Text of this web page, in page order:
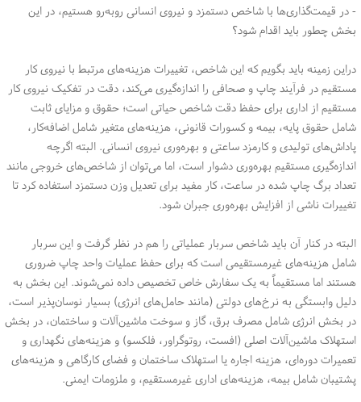
- در قیمت‌گذاری‌ها با شاخص دستمزد و نیروی انسانی روبه‌رو هستیم، در این
بخش چطور باید اقدام شود؟
دراین زمینه باید بگویم که این شاخص، تغییرات هزینه‌های مرتبط با نیروی کار
مستقیم در فرآیند چاپ و صحافی را اندازه‌گیری می‌کند، دقت در تفکیک نیروی کار
مستقیم از اداری برای حفظ دقت شاخص حیاتی است؛ حقوق و مزایای ثابت
شامل حقوق پایه، بیمه و کسورات قانونی، هزینه‌های متغیر شامل اضافه‌کار،
پاداش‌های تولیدی و کارمزد ساعتی و بهره‌وری نیروی انسانی. البته اگرچه
اندازه‌گیری مستقیم بهره‌وری دشوار است، اما می‌توان از شاخص‌های خروجی مانند
تعداد برگ چاپ شده در ساعت، کار مفید برای تعدیل وزن دستمزد استفاده کرد تا
تغییرات ناشی از افزایش بهره‌وری جبران شود.
البته در کنار آن باید شاخص سربار عملیاتی را هم در نظر گرفت و این سربار
شامل هزینه‌های غیرمستقیمی است که برای حفظ عملیات واحد چاپ ضروری
هستند اما مستقیماً به یک سفارش خاص تخصیص داده نمی‌شوند. این بخش به
دلیل وابستگی به نرخ‌های دولتی (مانند حامل‌های انرژی) بسیار نوسان‌پذیر است،
در بخش انرژی شامل مصرف برق، گاز و سوخت ماشین‌آلات و ساختمان، در بخش
استهلاک ماشین‌آلات اصلی (افست، روتوگراور، فلکسو) و هزینه‌های نگهداری و
تعمیرات دوره‌ای، هزینه اجاره یا استهلاک ساختمان و فضای کارگاهی و هزینه‌های
پشتیبان شامل بیمه، هزینه‌های اداری غیرمستقیم، و ملزومات ایمنی.